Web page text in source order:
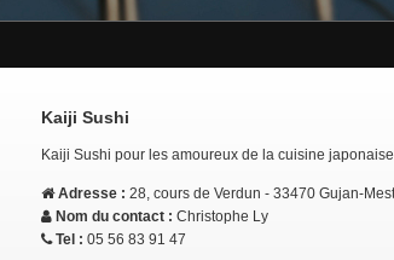
Kaiji Sushi
Kaiji Sushi pour les amoureux de la cuisine
Adresse : 28, cours de Verdun - 33470 Gujan-
Nom du contact : Christophe Ly
Tel : 05 56 83 91 47